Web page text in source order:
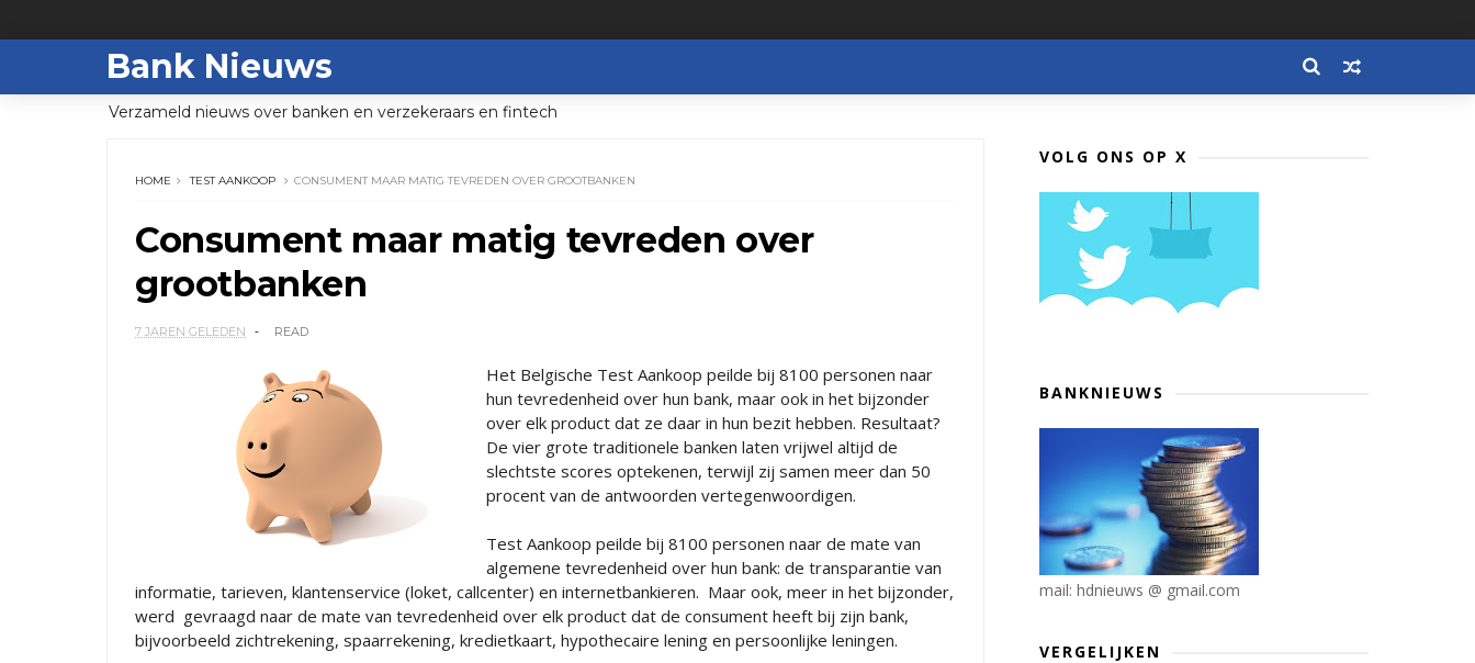
Bank Nieuws
Verzameld nieuws over banken en verzekeraars en fintech
HOME TEST AANKOOP CONSUMENT MAAR MATIG TEVREDEN OVER GROOTBANKEN
Consument maar matig tevreden over
grootbanken
7 JAREN GELEDEN READ
Het Belgische Test Aankoop peilde bij 8100 personen naar
hun tevredenheid over hun bank, maar ook in het bijzonder
over elk product dat ze daar in hun bezit hebben. Resultaat?
De vier grote traditionele banken laten vrijwel altijd de
slechtste scores optekenen, terwijl zij samen meer dan 50
procent van de antwoorden vertegenwoordigen.
Test Aankoop peilde bij 8100 personen naar de mate van
algemene tevredenheid over hun bank: de transparantie van
informatie, tarieven, klantenservice (loket, callcenter) en internetbankieren. Maar ook, meer in het bijzonder,
werd gevraagd naar de mate van tevredenheid over elk product dat de consument heeft bij zijn bank,
bijvoorbeeld zichtrekening, spaarrekening, kredietkaart, hypothecaire lening en persoonlijke leningen.
VOLG ONS OP X
BANKNIEUWS
mail: hdnieuws @ gmail.com
VERGELIJKEN